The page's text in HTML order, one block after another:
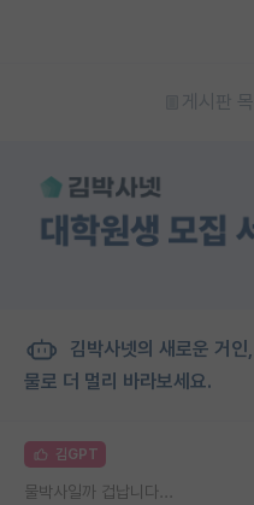
게시판
김박사넷의 새로운 거
물로 더 멀리 바라보세요.
김GPT
물박사일까 겁납니다...